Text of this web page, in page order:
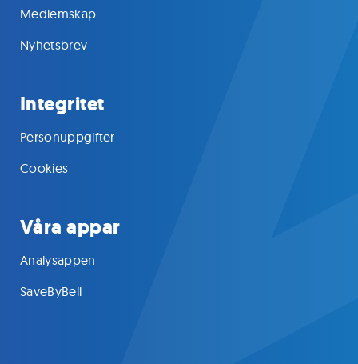
Medlemskap
Nyhetsbrev
Integritet
Personuppgifter
Cookies
Våra appar
Analysappen
SaveByBell